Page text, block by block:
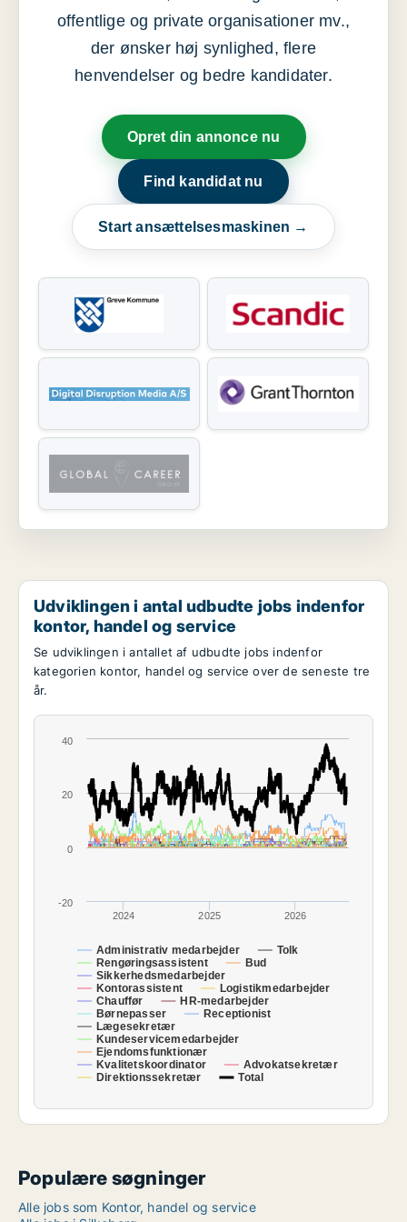
offentlige og private organisationer mv.,
der ønsker høj synlighed, flere
henvendelser og bedre kandidater.
Opret din annonce nu
Find kandidat nu
Start ansættelsesmaskinen →
Udviklingen i antal udbudte jobs indenfor
kontor, handel og service
Se udviklingen i antallet af udbudte jobs indenfor
kategorien kontor, handel og service over de seneste tre
år.
Administrativ medarbejder
Tolk
Rengøringsassistent
Bud
Sikkerhedsmedarbejder
Kontorassistent
Logistikmedarbejder
Chauffør
HR-medarbejder
Børnepasser
Receptionist
Lægesekretær
Kundeservicemedarbejder
Ejendomsfunktionær
Kvalitetskoordinator
Advokatsekretær
Direktionssekretær
Total
2024 2025 2026
0
20
40
-20
Populære søgninger
Alle jobs som Kontor, handel og service